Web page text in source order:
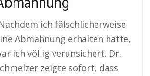
ich fälschlicherweise
Abmahnung erhalten hatte,
ich völlig verunsichert. Dr.
zeigte sofort, dass